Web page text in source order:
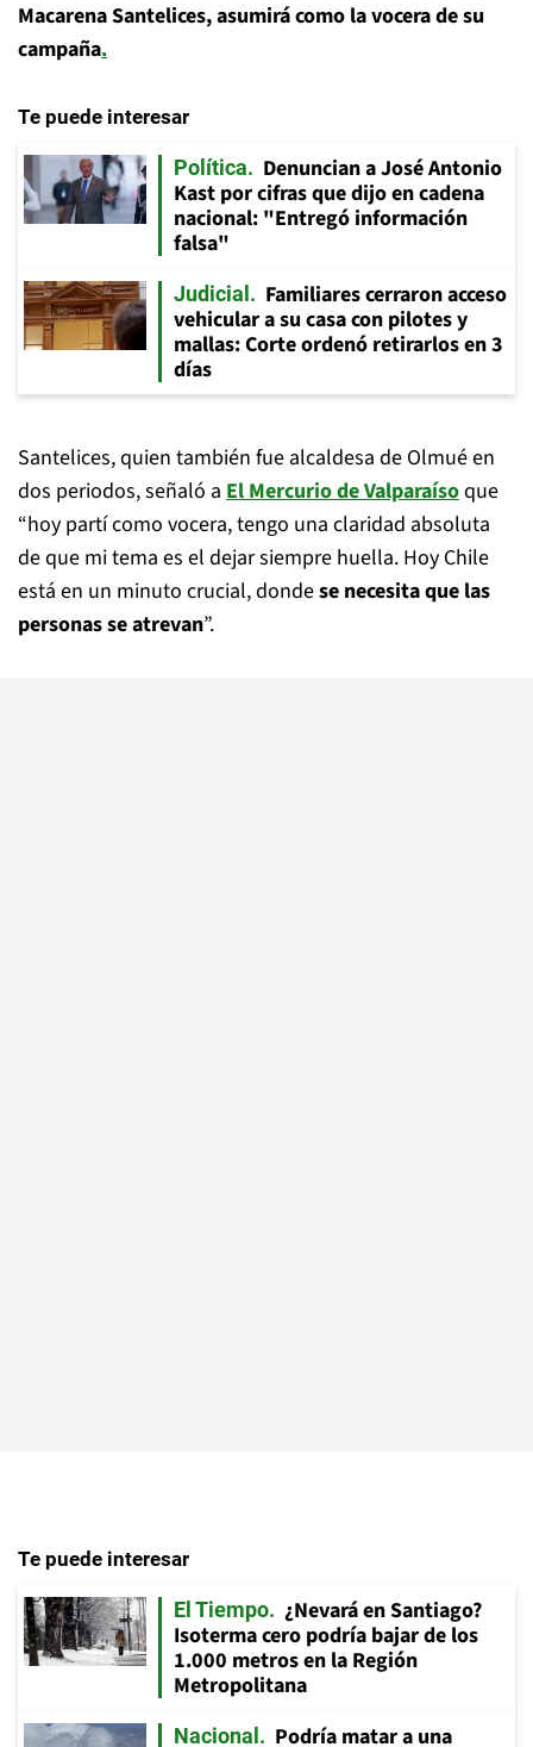
Macarena Santelices, asumirá como la vocera de su
campaña.
Te puede interesar
Política
Denuncian a José Antonio
Kast por cifras que dijo en cadena
nacional: "Entregó información
falsa"
Judicial
Familiares cerraron acceso
vehicular a su casa con pilotes y
mallas: Corte ordenó retirarlos en 3
días
Santelices, quien también fue alcaldesa de Olmué en
dos periodos, señaló a El Mercurio de Valparaísoque
“hoy partí como vocera, tengo una claridad absoluta
de que mi tema es el dejar siempre huella. Hoy Chile
está en un minuto crucial, dondese necesita que las
personas se atrevan”.
Te puede interesar
El Tiempo
¿Nevará en Santiago?
Isoterma cero podría bajar de los
1.000 metros en la Región
Metropolitana
Nacional Podría matar a una